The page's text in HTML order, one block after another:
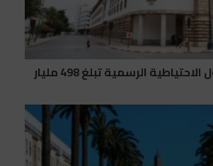
بنك المغرب: الأصول الاحتياطية الرسمية تبلغ 498 مليار